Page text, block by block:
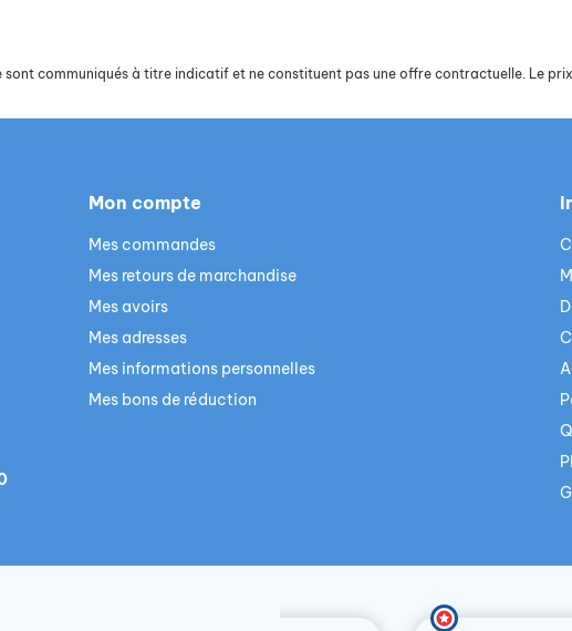
sont communiqués à titre indicatif et ne constituent pas une offre contractuelle. Le
Mon compte
Mes commandes
Mes retours de marchandise
Mes avoirs
Mes adresses
Mes informations personnelles
Mes bons de réduction